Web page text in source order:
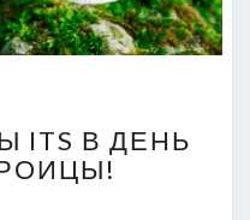
ITS В ДЕНЬ